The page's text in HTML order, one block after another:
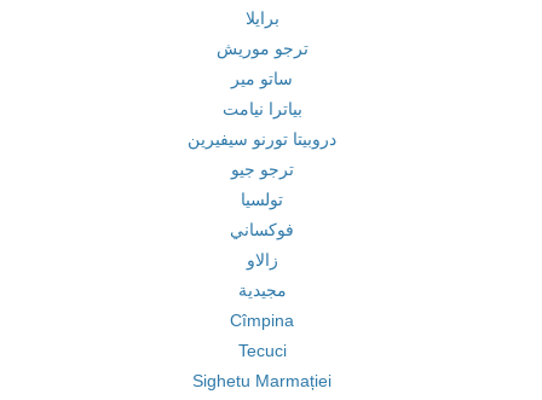
برايلا
ترجو موريش
ساتو مير
بياترا نيامت
دروبيتا تورنو سيفيرين
ترجو جيو
تولسيا
فوكساني
زالاو
مجيدية
Cîmpina
Tecuci
Sighetu Marmației